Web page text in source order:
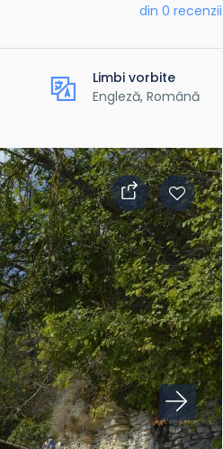
din 0 recenzii
Limbi vorbite
Engleză, Română